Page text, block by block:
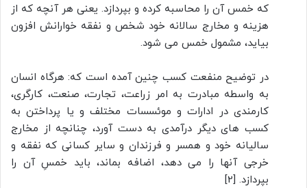
که خمس آن را محاسبه کرده و بپردازد. یعنی هر آنچه که از
هزینه و مخارج سالانه خود شخص و نفقه خوارانش افزون
بیاید، مشمول خمس می شود.
در توضیح منفعت کسب چنین آمده است که: هرگاه انسان
به واسطه مبادرت به امر زراعت، تجارت، صنعت، کارگری،
کارمندی در ادارات و موئسسات مختلف و یا پرداختن به
کسب های دیگر درآمدی به دست آورد، چنانچه از مخارج
سالیانه خود و همسر و فرزندان و سایر کسانی که نفقه و
خرجی آنها را می دهد، اضافه بماند، باید خمسِ آن را
بپردازد. [2]